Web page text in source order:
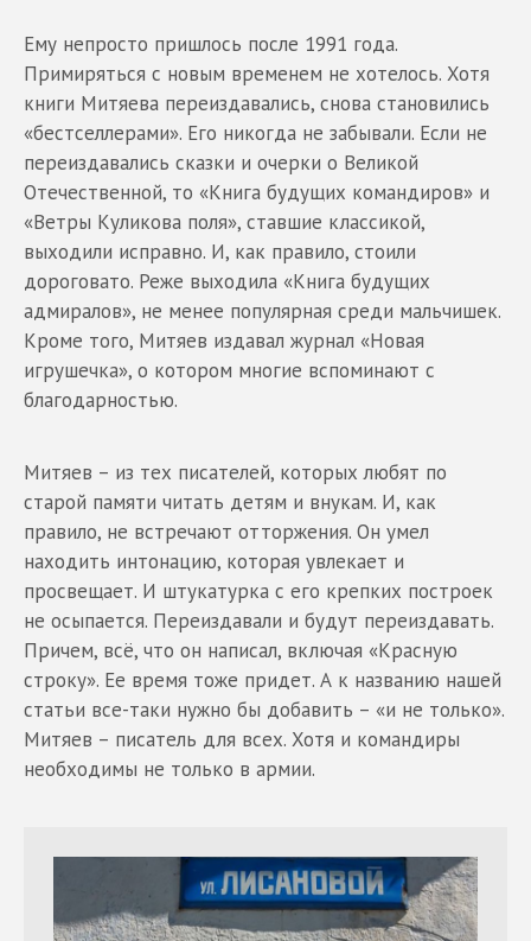
Ему непросто пришлось после 1991 года.
Примиряться с новым временем не хотелось. Хотя
книги Митяева переиздавались, снова становились
«бестселлерами». Его никогда не забывали. Если не
переиздавались сказки и очерки о Великой
Отечественной, то «Книга будущих командиров» и
«Ветры Куликова поля», ставшие классикой,
выходили исправно. И, как правило, стоили
дороговато. Реже выходила «Книга будущих
адмиралов», не менее популярная среди мальчишек.
Кроме того, Митяев издавал журнал «Новая
игрушечка», о котором многие вспоминают с
благодарностью.
Митяев – из тех писателей, которых любят по
старой памяти читать детям и внукам. И, как
правило, не встречают отторжения. Он умел
находить интонацию, которая увлекает и
просвещает. И штукатурка с его крепких построек
не осыпается. Переиздавали и будут переиздавать.
Причем, всё, что он написал, включая «Красную
строку». Ее время тоже придет. А к названию нашей
статьи все-таки нужно бы добавить – «и не только».
Митяев – писатель для всех. Хотя и командиры
необходимы не только в армии.